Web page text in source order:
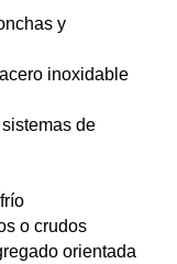
y
inoxidable
de
o crudos
orientada